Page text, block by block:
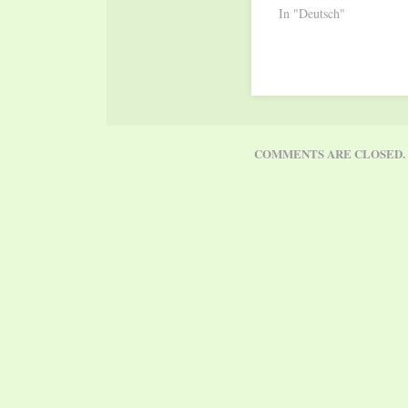
In "Deutsch"
COMMENTS ARE CLOSED.